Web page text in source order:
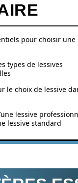
pour choisir une
types de lessives
le choix de lessive
lessive
lessive standard